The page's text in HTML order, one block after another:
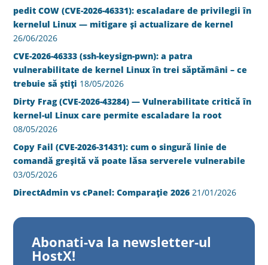
pedit COW (CVE-2026-46331): escaladare de privilegii în
kernelul Linux — mitigare și actualizare de kernel
26/06/2026
CVE-2026-46333 (ssh-keysign-pwn): a patra
vulnerabilitate de kernel Linux în trei săptămâni – ce
trebuie să știți 18/05/2026
Dirty Frag (CVE-2026-43284) — Vulnerabilitate critică în
kernel-ul Linux care permite escaladare la root
08/05/2026
Copy Fail (CVE-2026-31431): cum o singură linie de
comandă greșită vă poate lăsa serverele vulnerabile
03/05/2026
DirectAdmin vs cPanel: Comparație 2026 21/01/2026
Abonati-va la newsletter-ul
HostX!